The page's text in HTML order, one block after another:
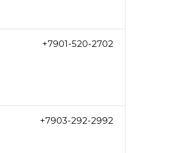
+7901-520-2702
+7903-292-2992